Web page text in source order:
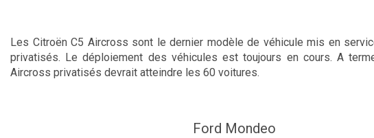
Les Citroën C5 Aircross sont le dernier modèle de véhicule mis en
privatisés. Le déploiement des véhicules est toujours en cours. A
Aircross privatisés devrait atteindre les 60 voitures.
Ford Mondeo